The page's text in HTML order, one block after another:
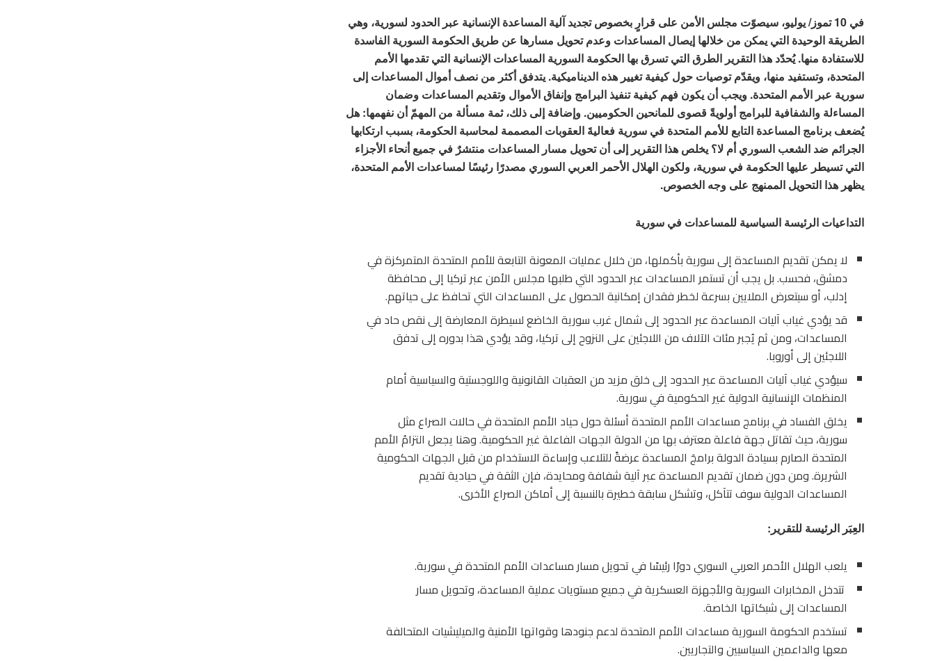
في 10 تموز/ يوليو، سيصوّت مجلس الأمن على قرارٍ بخصوص تجديد آلية المساعدة الإنسانية عبر الحدود لسورية، وهي
الطريقة الوحيدة التي يمكن من خلالها إيصال المساعدات وعدم تحويل مسارها عن طريق الحكومة السورية الفاسدة
للاستفادة منها. يُحدّد هذا التقرير الطرق التي تسرق بها الحكومة السورية المساعدات الإنسانية التي تقدمها الأمم
المتحدة، وتستفيد منها، ويقدّم توصيات حول كيفية تغيير هذه الديناميكية. يتدفق أكثر من نصف أموال المساعدات إلى
سورية عبر الأمم المتحدة. ويجب أن يكون فهم كيفية تنفيذ البرامج وإنفاق الأموال وتقديم المساعدات وضمان
المساءلة والشفافية للبرامج أولويةً قصوى للمانحين الحكوميين. وإضافة إلى ذلك، ثمة مسألة من المهمّ أن نفهمها: هل
يُضعف برنامج المساعدة التابع للأمم المتحدة في سورية فعاليةَ العقوبات المصممة لمحاسبة الحكومة، بسبب ارتكابها
الجرائم ضد الشعب السوري أم لا؟ يخلص هذا التقرير إلى أن تحويل مسار المساعدات منتشرٌ في جميع أنحاء الأجزاء
التي تسيطر عليها الحكومة في سورية، ولكون الهلال الأحمر العربي السوري مصدرًا رئيسًا لمساعدات الأمم المتحدة،
يظهر هذا التحويل الممنهج على وجه الخصوص.
التداعيات الرئيسة السياسية للمساعدات في سورية
لا يمكن تقديم المساعدة إلى سورية بأكملها، من خلال عمليات المعونة التابعة للأمم المتحدة المتمركزة في
دمشق، فحسب. بل يجب أن تستمر المساعدات عبر الحدود التي طلبها مجلس الأمن عبر تركيا إلى محافظة
إدلب، أو سيتعرض الملايين بسرعة لخطر فقدان إمكانية الحصول على المساعدات التي تحافظ على حياتهم.
قد يؤدي غياب آليات المساعدة عبر الحدود إلى شمال غرب سورية الخاضع لسيطرة المعارضة إلى نقص حاد في
المساعدات، ومن ثم يُجبر مئات الآلاف من اللاجئين على النزوح إلى تركيا، وقد يؤدي هذا بدوره إلى تدفق
اللاجئين إلى أوروبا.
سيؤدي غياب آليات المساعدة عبر الحدود إلى خلق مزيد من العقبات القانونية واللوجستية والسياسية أمام
المنظمات الإنسانية الدولية غير الحكومية في سورية.
يخلق الفساد في برنامج مساعدات الأمم المتحدة أسئلة حول حياد الأمم المتحدة في حالات الصراع مثل
سورية، حيث تقاتل جهة فاعلة معترف بها من الدولة الجهات الفاعلة غير الحكومية. وهنا يجعل التزامُ الأمم
المتحدة الصارم بسيادة الدولة برامجَ المساعدة عرضةً للتلاعب وإساءة الاستخدام من قبل الجهات الحكومية
الشريرة. ومن دون ضمان تقديم المساعدة عبر آلية شفافة ومحايدة، فإن الثقة في حيادية تقديم
المساعدات الدولية سوف تتآكل، وتشكل سابقة خطيرة بالنسبة إلى أماكن الصراع الأخرى.
العِبَر الرئيسة للتقرير:
يلعب الهلال الأحمر العربي السوري دورًا رئيسًا في تحويل مسار مساعدات الأمم المتحدة في سورية.
تتدخل المخابرات السورية والأجهزة العسكرية في جميع مستويات عملية المساعدة، وتحويل مسار
المساعدات إلى شبكاتها الخاصة.
تستخدم الحكومة السورية مساعدات الأمم المتحدة لدعم جنودها وقواتها الأمنية والميليشيات المتحالفة
معها والداعمين السياسيين والتجاريين.